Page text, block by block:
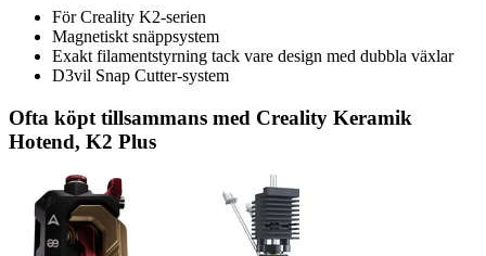
För Creality K2-serien
Magnetiskt snäppsystem
Exakt filamentstyrning tack vare design med dubbla växlar
D3vil Snap Cutter-system
Ofta köpt tillsammans med Creality Keramik
Hotend, K2 Plus